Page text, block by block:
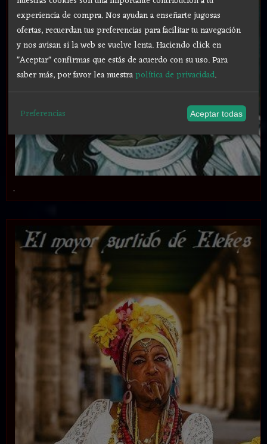
.
experiencia de compra. Nos ayudan a enseñarte jugosas
ofertas, recuerdan tus preferencias para facilitar tu navegación
y nos avisan si la web se vuelve lenta. Haciendo click en
"Aceptar" confirmas que estás de acuerdo con su uso.Para
saber más, por favor lea nuestrapolítica de privacidad.
Preferencias Aceptar todas